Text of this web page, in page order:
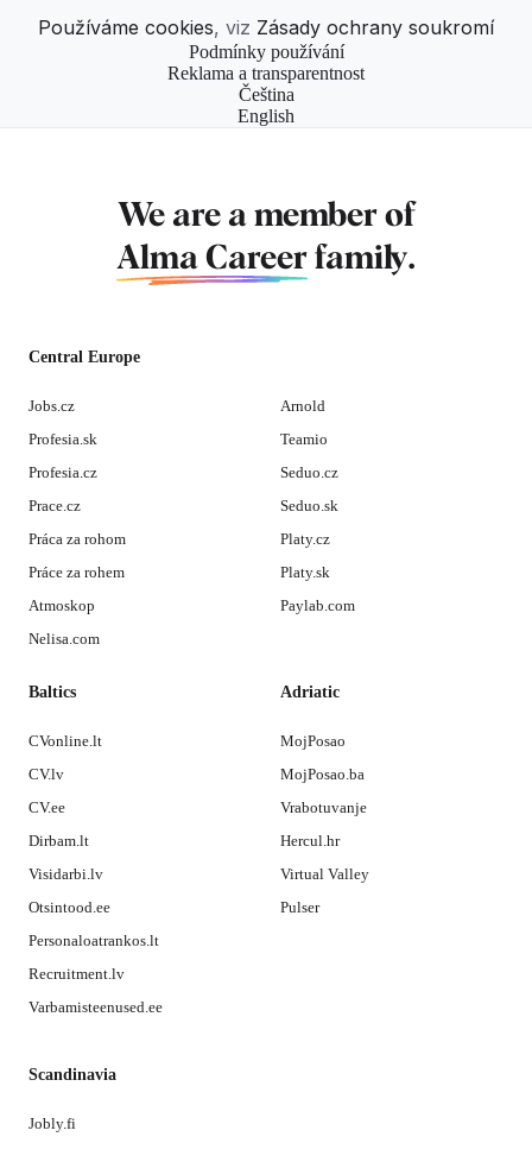
Používáme cookies, viz Zásady ochrany soukromí
Podmínky používání
Reklama a transparentnost
Čeština
English
We are a member of
Alma Career family.
Central Europe
Jobs.cz
Profesia.sk
Profesia.cz
Prace.cz
Práca za rohom
Práce za rohem
Atmoskop
Nelisa.com
Arnold
Teamio
Seduo.cz
Seduo.sk
Platy.cz
Platy.sk
Paylab.com
Baltics
CVonline.lt
CV.lv
CV.ee
Dirbam.lt
Visidarbi.lv
Otsintood.ee
Personaloatrankos.lt
Recruitment.lv
Varbamisteenused.ee
Adriatic
MojPosao
MojPosao.ba
Vrabotuvanje
Hercul.hr
Virtual Valley
Pulser
Scandinavia
Jobly.fi